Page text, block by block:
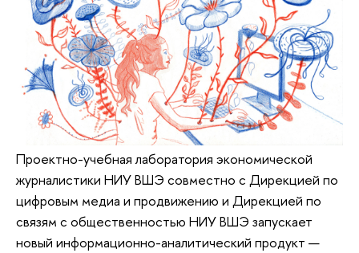
Проектно-учебная лаборатория экономической
журналистики НИУ ВШЭ совместно с Дирекцией по
цифровым медиа и продвижению и Дирекцией по
связям с общественностью НИУ ВШЭ запускает
новый информационно-аналитический продукт —